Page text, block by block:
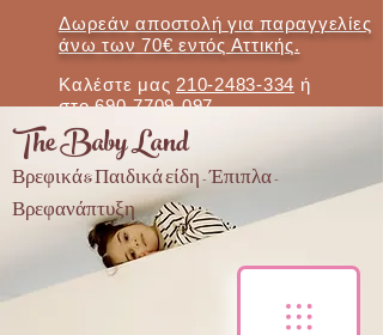
Δωρεάν αποστολή για παραγγελίες
άνω των 70€ εντός Αττικής.
Καλέστε μας 210-2483-334 ή
στο690-7709-097
The Baby Land
Βρεφικά & Παιδικά είδη - Έπιπλα -
Βρεφανάπτυξη